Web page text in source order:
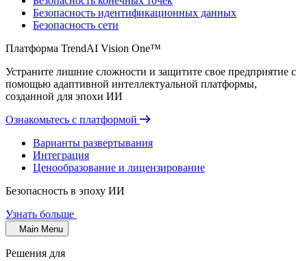
Безопасность идентификационных данных
Безопасность сети
Платформа TrendAI Vision One™
Устраните лишние сложности и защитите свое предприятие с
помощью адаптивной интеллектуальной платформы,
созданной для эпохи ИИ
Ознакомьтесь с платформой
Варианты развертывания
Интеграция
Ценообразование и лицензирование
Безопасность в эпоху ИИ
Узнать больше
Main Menu
Решения для